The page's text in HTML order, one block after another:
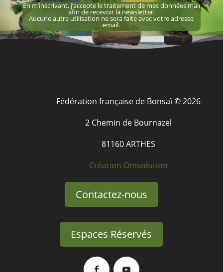
En m’inscrivant, j’accepte le traitement de mes données mail
afin de recevoir la newsletter.
Aucune autre utilisation ne sera faite avec votre adresse
email.
Fédération française de Bonsaï © 2026
2 Chemin de Bournazel
81160 ARTHES
Création Omsolution
Contactez-nous
Espaces Réservés